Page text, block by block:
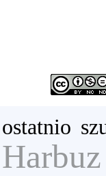
ostatnio